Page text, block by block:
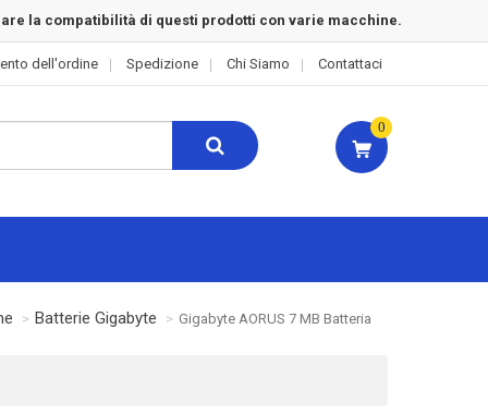
la compatibilità di questi prodotti con varie macchine.
dell'ordine Spedizione Chi Siamo Contattaci
0
Batterie Gigabyte Gigabyte AORUS 7 MB Batteria